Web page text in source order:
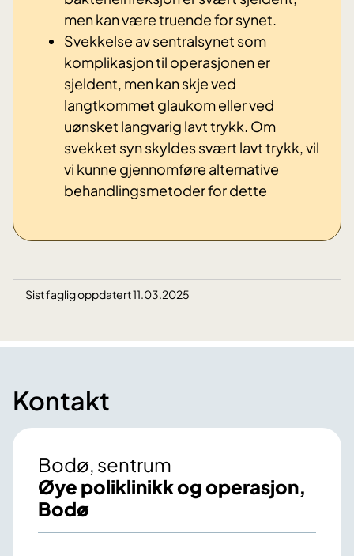
men kan være truende for synet.
Svekkelse av sentralsynet som
komplikasjon til operasjonen er
sjeldent, men kan skje ved
langtkommet glaukom eller ved
uønsket langvarig lavt trykk. Om
svekket syn skyldes svært lavt trykk, vil
vi kunne gjennomføre alternative
behandlingsmetoder for dette
Sist faglig oppdatert 11.03.2025
Kontakt
Bodø, sentrum
Øye poliklinikk og operasjon,
Bodø